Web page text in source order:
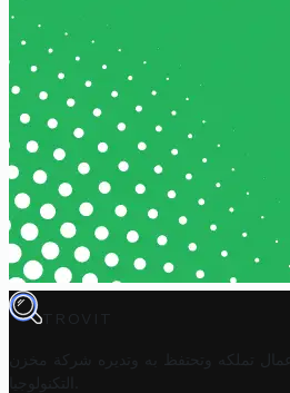
TROVIT
تملكه وتحتفظ به وتديره
شركة مخزن
التكنولوجيا